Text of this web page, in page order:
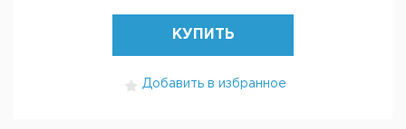
КУПИТЬ
Добавить в избранное